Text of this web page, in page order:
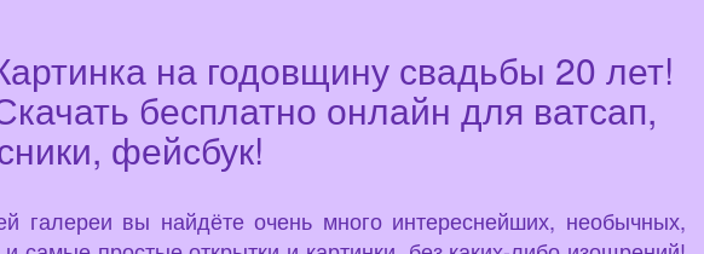
на годовщину свадьбы 20 лет!
бесплатно онлайн для ватсап,
фейсбук!
галереи вы найдёте очень много интереснейших, необычных,